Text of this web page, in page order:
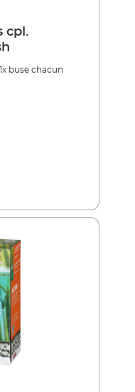
cpl.
buse chacun